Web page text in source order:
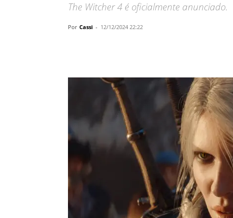
The Witcher 4 é oficialmente anunciado.
Por Cassi - 12/12/2024 22:22